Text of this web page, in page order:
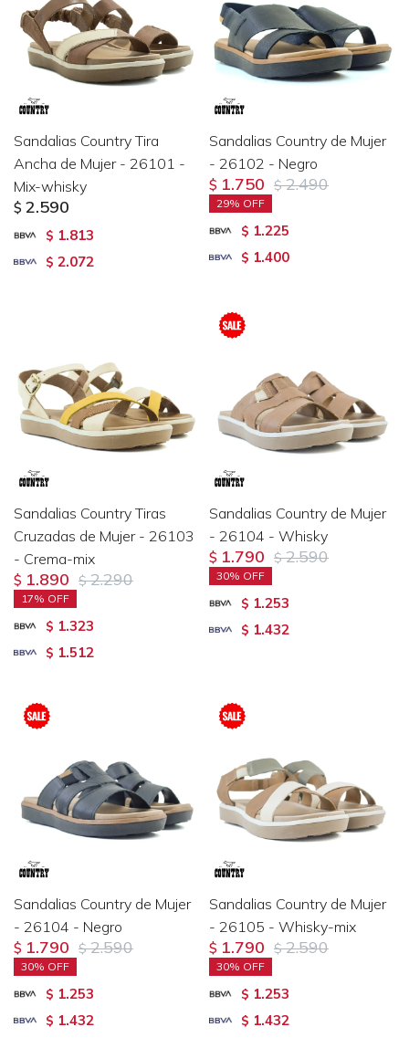
Sandalias Country Tira
Ancha de Mujer - 26101 -
Mix-whisky
$ 2.590
$ 1.813
$ 2.072
Sandalias Country de Mujer
- 26102 - Negro
$ 1.750 $ 2.490
29
$ 1.225
$ 1.400
Sandalias Country Tiras
Cruzadas de Mujer - 26103
- Crema-mix
$ 1.890 $ 2.290
17
$ 1.323
$ 1.512
Sandalias Country de Mujer
- 26104 - Whisky
$ 1.790 $ 2.590
30
$ 1.253
$ 1.432
Sandalias Country de Mujer
- 26104 - Negro
$ 1.790 $ 2.590
30
$ 1.253
$ 1.432
Sandalias Country de Mujer
- 26105 - Whisky-mix
$ 1.790 $ 2.590
30
$ 1.253
$ 1.432